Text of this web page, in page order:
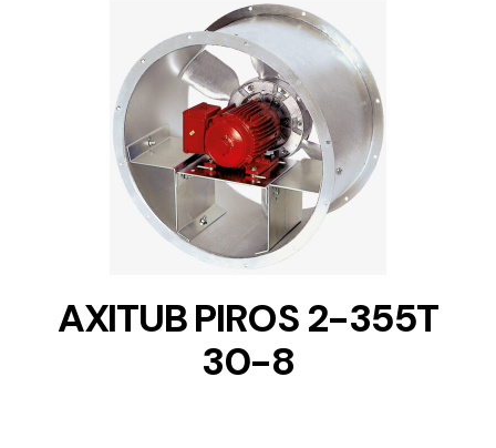
DETAILS
AXITUB PIROS 2-355T
30-8